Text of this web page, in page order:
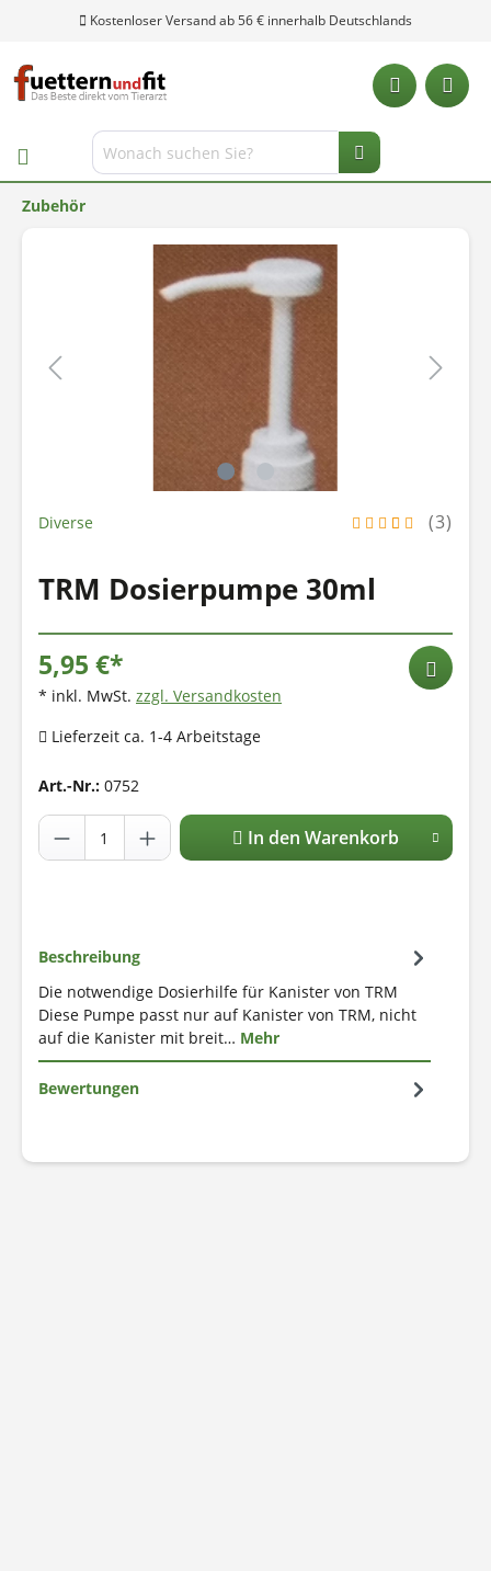
Kostenloser Versand ab 56 € innerhalb Deutschlands
Zubehör
Diverse (3)
TRM Dosierpumpe 30ml
5,95 €*
* inkl. MwSt. zzgl. Versandkosten
Lieferzeit ca. 1-4 Arbeitstage
Art.-Nr.: 0752
In den Warenkorb
Beschreibung
Die notwendige Dosierhilfe für Kanister von TRM
Diese Pumpe passt nur auf Kanister von TRM, nicht
auf die Kanister mit breit… Mehr
Bewertungen